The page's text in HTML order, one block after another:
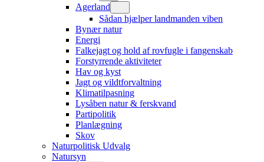
Agerland
Sådan hjælper landmanden viben
Bynær natur
Energi
Falkejagt og hold af rovfugle i fangenskab
Forstyrrende aktiviteter
Hav og kyst
Jagt og vildtforvaltning
Klimatilpasning
Lysåben natur & ferskvand
Partipolitik
Planlægning
Skov
Naturpolitisk Udvalg
Natursyn